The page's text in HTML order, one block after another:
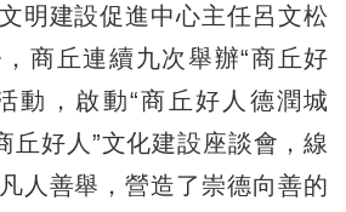
建設促進中心主任呂文松
商丘連續九次舉辦“商丘好
動，啟動“商丘好人德潤城
丘好人”文化建設座談會，線
人善舉，營造了崇德向善的